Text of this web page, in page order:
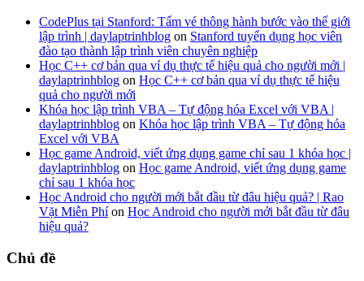
CodePlus tại Stanford: Tấm vé thông hành bước vào thế giới
lập trình | daylaptrinhblog on Stanford tuyển dụng học viên
đào tạo thành lập trình viên chuyên nghiệp
Học C++ cơ bản qua ví dụ thực tế hiệu quả cho người mới |
daylaptrinhblog on Học C++ cơ bản qua ví dụ thực tế hiệu
quả cho người mới
Khóa học lập trình VBA – Tự động hóa Excel với VBA |
daylaptrinhblog on Khóa học lập trình VBA – Tự động hóa
Excel với VBA
Học game Android, viết ứng dụng game chỉ sau 1 khóa học |
daylaptrinhblog on Học game Android, viết ứng dụng game
chỉ sau 1 khóa học
Học Android cho người mới bắt đầu từ đâu hiệu quả? | Rao
Vặt Miễn Phíon Học Android cho người mới bắt đầu từ đâu
hiệu quả?
Chủ đề